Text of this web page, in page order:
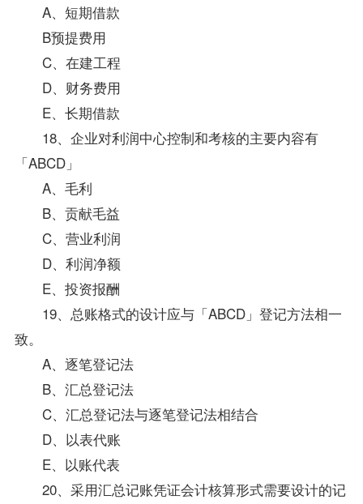
A、短期借款
B预提费用
C、在建工程
D、财务费用
E、长期借款
18、企业对利润中心控制和考核的主要内容有
「ABCD」
A、毛利
B、贡献毛益
C、营业利润
D、利润净额
E、投资报酬
19、总账格式的设计应与「ABCD」登记方法相一
致。
A、逐笔登记法
B、汇总登记法
C、汇总登记法与逐笔登记法相结合
D、以表代账
E、以账代表
20、采用汇总记账凭证会计核算形式需要设计的记